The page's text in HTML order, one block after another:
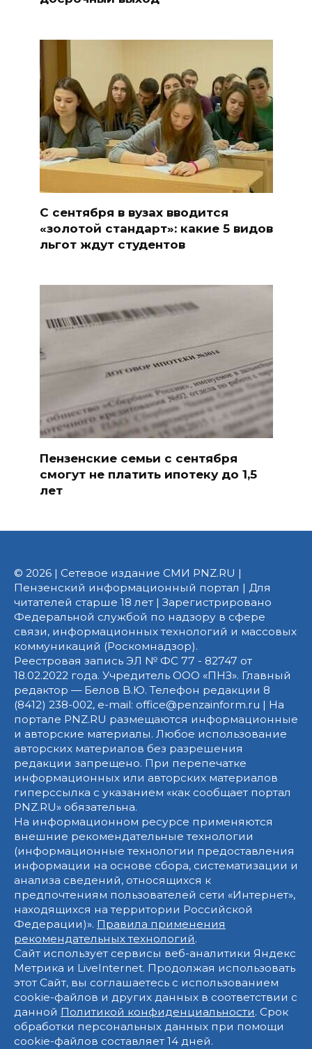
С сентября в вузах вводится
«золотой стандарт»: какие 5 видов
льгот ждут студентов
Пензенские семьи с сентября
смогут не платить ипотеку до 1,5
лет
© 2026 | Сетевое издание СМИ PNZ.RU |
Пензенский информационный портал | Для
читателей старше 18 лет | Зарегистрировано
Федеральной службой по надзору в сфере
связи, информационных технологий и массовых
коммуникаций (Роскомнадзор).
Реестровая запись ЭЛ № ФС 77 - 82747 от
18.02.2022 года. Учредитель ООО «ПНЗ». Главный
редактор — Белов В.Ю. Телефон редакции 8
(8412) 238-002, e-mail: office@penzainform.ru | На
портале PNZ.RU размещаются информационные
и авторские материалы. Любое использование
авторских материалов без разрешения
редакции запрещено. При перепечатке
информационных или авторских материалов
гиперссылка с указанием «как сообщает портал
PNZ.RU» обязательна.
На информационном ресурсе применяются
внешние рекомендательные технологии
(информационные технологии предоставления
информации на основе сбора, систематизации и
анализа сведений, относящихся к
предпочтениям пользователей сети «Интернет»,
находящихся на территории Российской
Федерации)». Правила применения
рекомендательных технологий.
Сайт использует сервисы веб-аналитики Яндекс
Метрика и LiveInternet. Продолжая использовать
этот Сайт, вы соглашаетесь с использованием
cookie-файлов и других данных в соответствии с
данной Политикой конфиденциальности. Срок
обработки персональных данных при помощи
cookie-файлов составляет 14 дней.